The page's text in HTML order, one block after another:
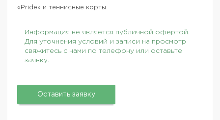
«Pride» и теннисные корты.
Информация не является публичной офертой.
Для уточнения условий и записи на просмотр
свяжитесь с нами по телефону или оставьте
заявку.
Оставить заявку